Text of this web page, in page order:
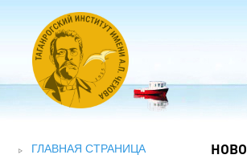
ГЛАВНАЯ СТРАНИЦА